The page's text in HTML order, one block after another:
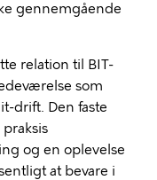
gennemgående
relation til BIT-
som
drift. Den faste
og en oplevelse
at bevare i